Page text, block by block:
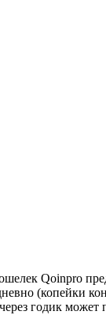
Qoinpro
(копейки
годик может